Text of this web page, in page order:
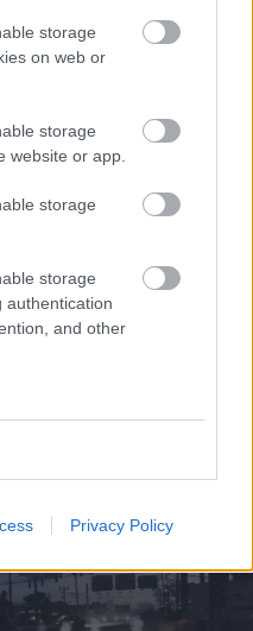
storage
on web or
storage
website or app.
storage
storage
authentication
and other
Privacy Policy